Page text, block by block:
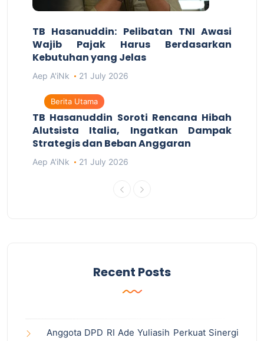
TB Hasanuddin: Pelibatan TNI Awasi
Wajib Pajak Harus Berdasarkan
Kebutuhan yang Jelas
Aep A'iNk 21 July 2026
Berita Utama
TB Hasanuddin Soroti Rencana Hibah
Alutsista Italia, Ingatkan Dampak
Strategis dan Beban Anggaran
Aep A'iNk 21 July 2026
Recent Posts
Anggota DPD RI Ade Yuliasih Perkuat Sinergi